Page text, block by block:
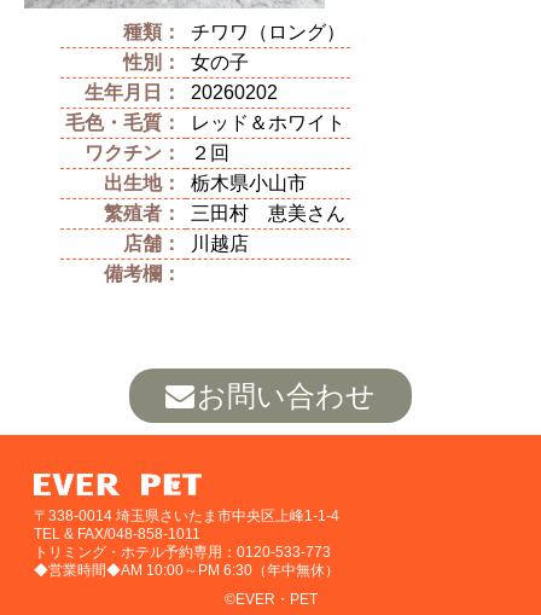
種類：
チワワ（ロング）
性別：
女の子
生年月日：
20260202
毛色・毛質：
レッド＆ホワイト
ワクチン：
２回
出生地：
栃木県小山市
繁殖者：
三田村 恵美さん
店舗：
川越店
備考欄：
お問い合わせ
〒338-0014 埼玉県さいたま市中央区上峰1-1-4
TEL & FAX/048-858-1011
トリミング・ホテル予約専用：0120-533-773
◆営業時間◆AM 10:00～PM 6:30（年中無休）
©EVER・PET